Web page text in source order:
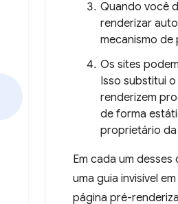
Quando você
renderizar
mecanismo de
Os sites
Isso substitui
renderizem
de forma
proprietário
Em cada um
uma guia invisível
página pré-